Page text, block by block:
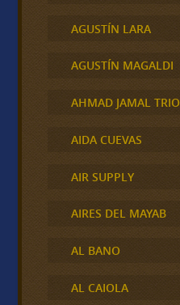
AGUSTÍN LARA
AGUSTÍN MAGALDI
AHMAD JAMAL TRIO
AIDA CUEVAS
AIR SUPPLY
AIRES DEL MAYAB
AL BANO
AL CAIOLA